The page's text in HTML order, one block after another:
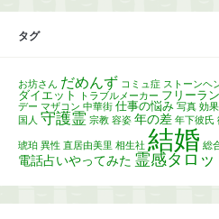
タグ
お坊さん だめんず コミュ症 ストーンヘ
ダイエット トラブルメーカー フリーラ
デー マザコン 中華街 仕事の悩み 写真 効果
国人 守護霊 宗教 容姿 年の差 年下彼氏
琥珀 異性 直居由美里 相生社 結婚 総
電話占いやってみた 霊感タロッ